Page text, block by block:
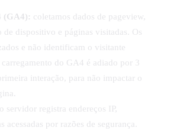
(GA4): coletamos dados de pageview,
de dispositivo e páginas visitadas. Os
e não identificam o visitante
do GA4 é adiado por 3
interação, para não impactar o
o servidor registra endereços IP,
acessadas por razões de segurança.